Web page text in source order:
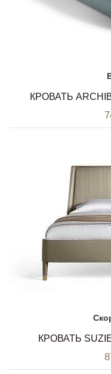
КРОВАТЬ
КРОВАТЬ